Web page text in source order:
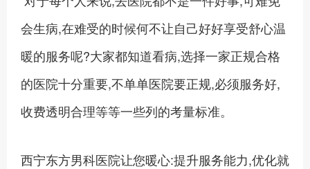
会生病,在难受的时候何不让自己好好享受舒心温
暖的服务呢?大家都知道看病,选择一家正规合格
的医院十分重要,不单单医院要正规,必须服务好,
收费透明合理等等一些列的考量标准。
西宁东方男科医院让您暖心:提升服务能力,优化就